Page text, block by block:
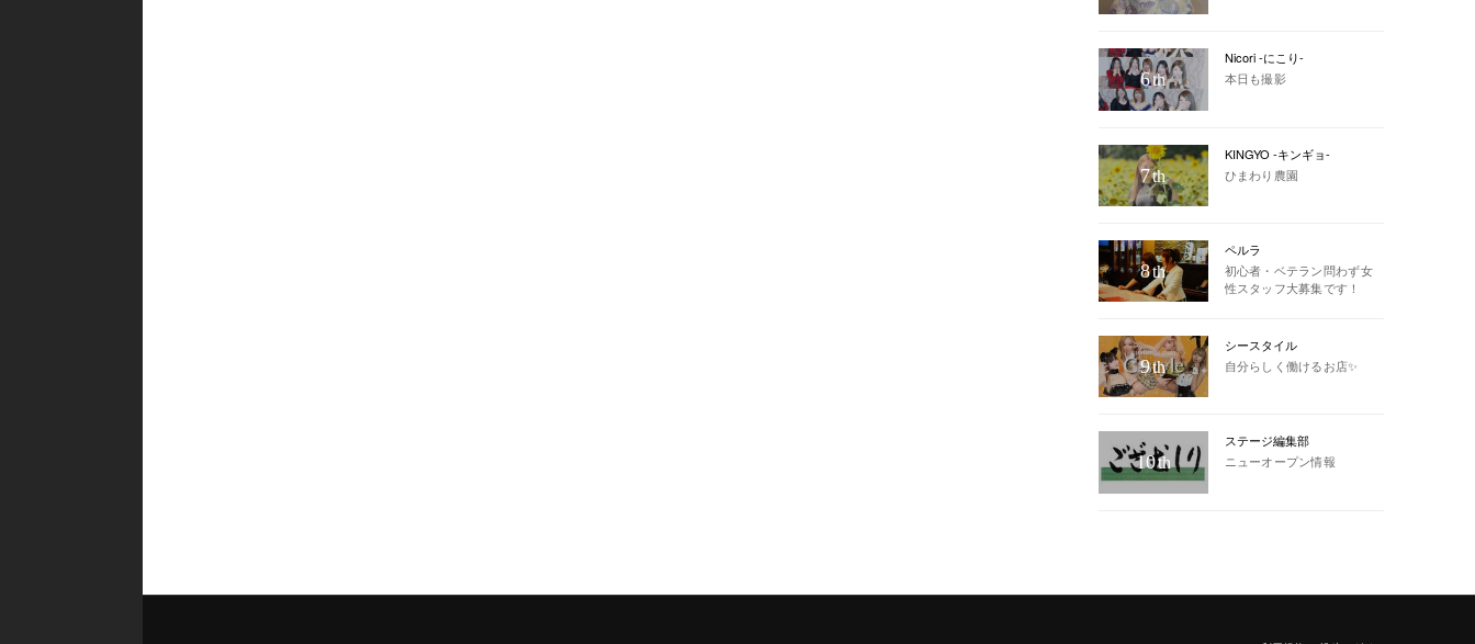
6th
Nicori -にこり-
本日も撮影
7th
KINGYO -キンギョ-
ひまわり農園
8th
ペルラ
初心者・ベテラン問わず女
性スタッフ大募集です！
9th
シースタイル
自分らしく働けるお店✨
10th
ステージ編集部
ニューオープン情報